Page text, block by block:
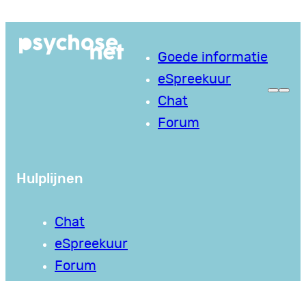
naar
Goede informatie
eSpreekuur
Chat
Forum
Hulplijnen
Chat
eSpreekuur
Forum